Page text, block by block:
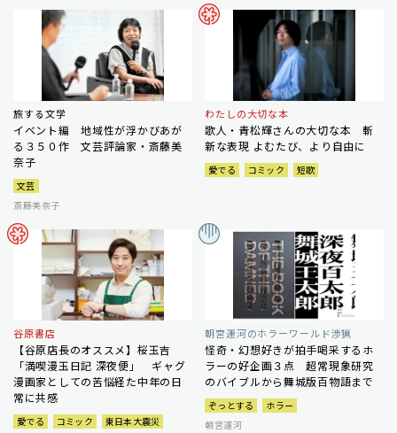
旅する文学
イベント編 地域性が浮かびあが
る３５０作 文芸評論家・斎藤美
奈子
文芸
斎藤美奈子
わたしの大切な本
歌人・青松輝さんの大切な本 斬
新な表現 よむたび、より自由に
愛でる コミック 短歌
谷原書店
【谷原店長のオススメ】桜玉吉
「満喫漫玉日記 深夜便」 ギャグ
漫画家としての苦悩経た中年の日
常に共感
愛でる コミック
東日本大震災
朝宮運河のホラーワールド渉猟
怪奇・幻想好きが拍手喝采するホ
ラーの好企画３点 超常現象研究
のバイブルから舞城版百物語まで
ぞっとする
ホラー
朝宮運河